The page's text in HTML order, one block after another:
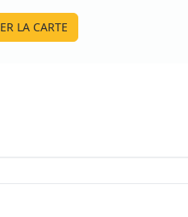
LA CARTE